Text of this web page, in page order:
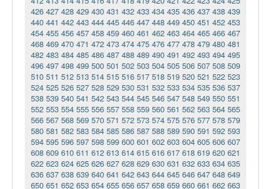
426 427 428 429 430 431 432 433 434 435 436 437 438 439
440 441 442 443 444 445 446 447 448 449 450 451 452 453
454 455 456 457 458 459 460 461 462 463 464 465 466 467
468 469 470 471 472 473 474 475 476 477 478 479 480 481
482 483 484 485 486 487 488 489 490 491 492 493 494 495
496 497 498 499 500 501 502 503 504 505 506 507 508 509
510 511 512 513 514 515 516 517 518 519 520 521 522 523
524 525 526 527 528 529 530 531 532 533 534 535 536 537
538 539 540 541 542 543 544 545 546 547 548 549 550 551
552 553 554 555 556 557 558 559 560 561 562 563 564 565
566 567 568 569 570 571 572 573 574 575 576 577 578 579
580 581 582 583 584 585 586 587 588 589 590 591 592 593
594 595 596 597 598 599 600 601 602 603 604 605 606 607
608 609 610 611 612 613 614 615 616 617 618 619 620 621
622 623 624 625 626 627 628 629 630 631 632 633 634 635
636 637 638 639 640 641 642 643 644 645 646 647 648 649
650 651 652 653 654 655 656 657 658 659 660 661 662 663